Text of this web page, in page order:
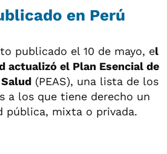
en Perú
publicado el 10 de mayo, el
actualizó el Plan Esencial de
(PEAS), una lista de los
a los que tiene derecho un
pública, mixta o privada.